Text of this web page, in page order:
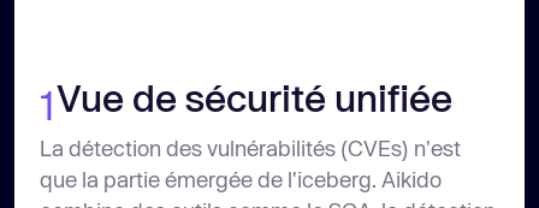
1Vue de sécurité unifiée
La détection des vulnérabilités (CVEs) n'est
que la partie émergée de l'iceberg. Aikido